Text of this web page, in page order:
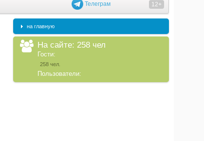
Телеграм 12+
на главную
На сайте: 258 чел
Гости:
258 чел.
Пользователи: